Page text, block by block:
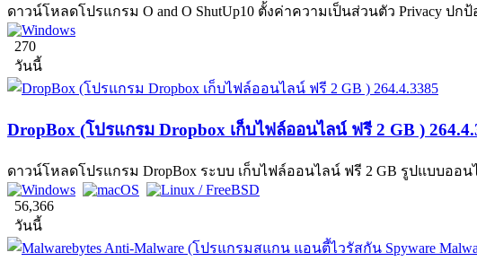
ดาวน์โหลดโปรแกรม O and O ShutUp10 ตั้งค่าความเป็นส่วนตัว Privacy ป
270
วันนี้
DropBox (โปรแกรม Dropbox เก็บไฟล์ออนไลน์ ฟรี 2 GB )
ดาวน์โหลดโปรแกรม DropBox ระบบ เก็บไฟล์ออนไลน์ ฟรี 2 GB รูปแบบออ
56,366
วันนี้